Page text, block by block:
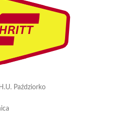
Paździorko